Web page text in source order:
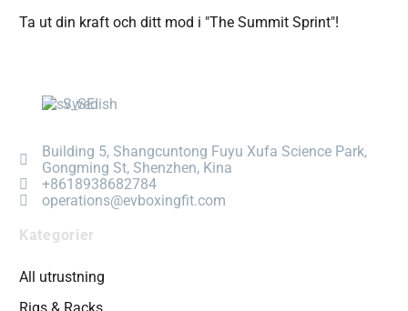
Ta ut din kraft och ditt mod i "The Summit Sprint"!
Swedish
Building 5, Shangcuntong Fuyu Xufa Science Park,
Gongming St, Shenzhen, Kina
+8618938682784
operations@evboxingfit.com
Kategorier
All utrustning